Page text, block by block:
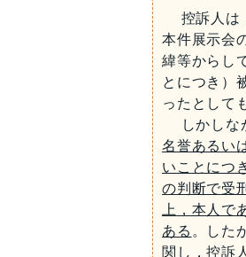
控訴人は
本件展示会
緯等からし
とにつき）
ったとして
しかしな
名誉あるい
いことにつ
の判断で受
上，本人
ある 。した
関し，控訴